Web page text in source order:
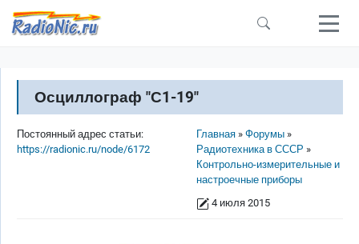
Перейти к основному содержанию
Осциллограф "С1-19"
Строка навигации
Главная
Форумы
Радиотехника в СССР
Контрольно-измерительные и
настроечные приборы
4 июля 2015
Постоянный адрес статьи:
https://radionic.ru/node/6172